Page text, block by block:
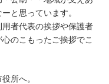
と思っています。
者代表の挨拶や保護者
のこもったご挨拶でこ
所へ。